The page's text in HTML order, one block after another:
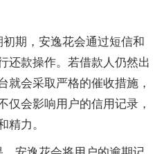
期，安逸花会通过短信和
还款操作。若借款人仍然出
就会采取严格的催收措施，
仅会影响用户的信用记录，
精力。